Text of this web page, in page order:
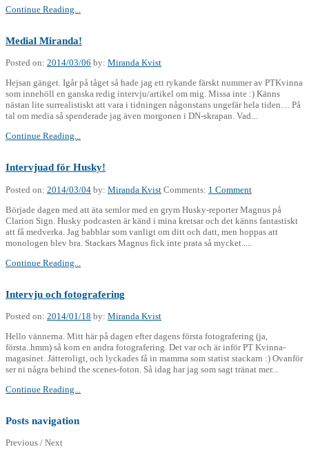
Continue Reading...
Medial Miranda!
Posted on: 2014/03/06 by: Miranda Kvist
Hejsan gänget. Igår på tåget så hade jag ett rykande färskt nummer av PTKvinna
som innehöll en ganska redig intervju/artikel om mig. Missa inte :) Känns
nästan lite surrealistiskt att vara i tidningen någonstans ungefär hela tiden… På
tal om media så spenderade jag även morgonen i DN-skrapan. Vad...
Continue Reading...
Intervjuad för Husky!
Posted on: 2014/03/04 by: Miranda Kvist Comments: 1 Comment
Började dagen med att äta semlor med en grym Husky-reporter Magnus på
Clarion Sign. Husky podcasten är känd i mina kretsar och det känns fantastiskt
att få medverka. Jag babblar som vanligt om ditt och datt, men hoppas att
monologen blev bra. Stackars Magnus fick inte prata så mycket.....
Continue Reading...
Intervju och fotografering
Posted on: 2014/01/18 by: Miranda Kvist
Hello vännerna. Mitt här på dagen efter dagens första fotografering (ja,
första..hmm) så kom en andra fotografering. Det var och är inför PT Kvinna-
magasinet. Jätteroligt, och lyckades få in mamma som statist stackarn :) Ovanför
ser ni några behind the scenes-foton. Så idag har jag som sagt tränat mer...
Continue Reading...
Posts navigation
Previous / Next